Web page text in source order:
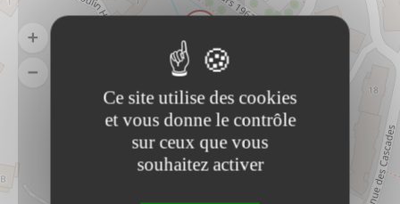
Ce site utilise des cookies
et vous donne le contrôle
sur ceux que vous
souhaitez activer